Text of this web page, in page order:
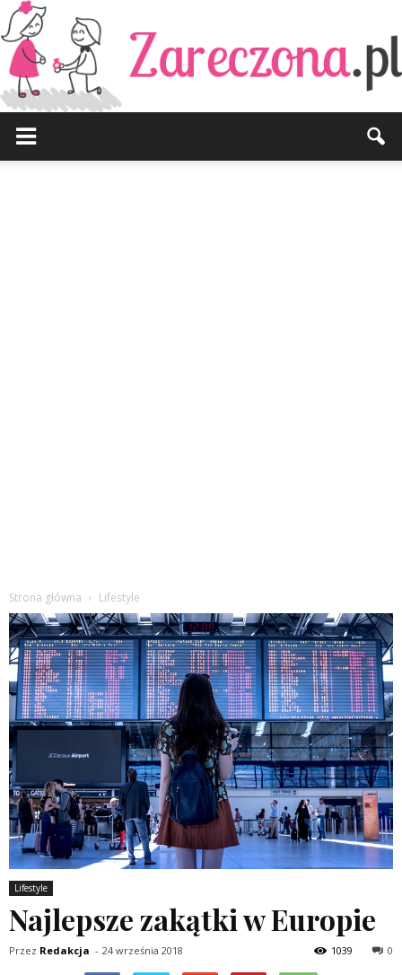
Strona główna Lifestyle
Lifestyle
Najlepsze zakątki w Europie
Przez Redakcja - 24 września 2018 0
1039